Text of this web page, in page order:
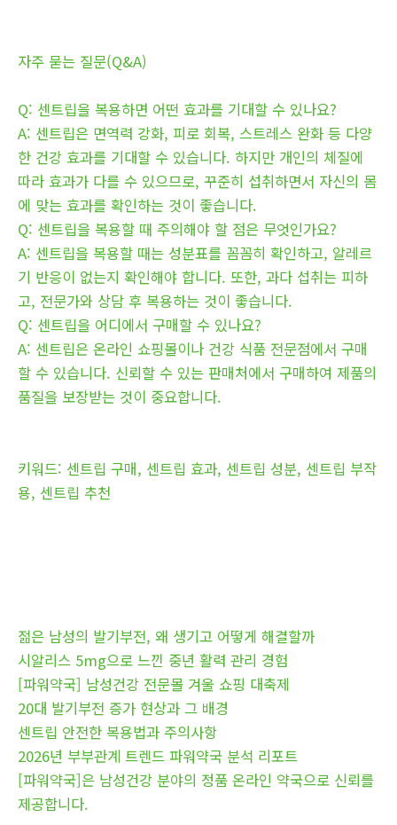
자주 묻는 질문(Q&A)
Q: 센트립을 복용하면 어떤 효과를 기대할 수 있나요?
A: 센트립은 면역력 강화, 피로 회복, 스트레스 완화 등 다양
한 건강 효과를 기대할 수 있습니다. 하지만 개인의 체질에
따라 효과가 다를 수 있으므로, 꾸준히 섭취하면서 자신의 몸
에 맞는 효과를 확인하는 것이 좋습니다.
Q: 센트립을 복용할 때 주의해야 할 점은 무엇인가요?
A: 센트립을 복용할 때는 성분표를 꼼꼼히 확인하고, 알레르
기 반응이 없는지 확인해야 합니다. 또한, 과다 섭취는 피하
고, 전문가와 상담 후 복용하는 것이 좋습니다.
Q: 센트립을 어디에서 구매할 수 있나요?
A: 센트립은 온라인 쇼핑몰이나 건강 식품 전문점에서 구매
할 수 있습니다. 신뢰할 수 있는 판매처에서 구매하여 제품의
품질을 보장받는 것이 중요합니다.
키워드: 센트립 구매, 센트립 효과, 센트립 성분, 센트립 부작
용, 센트립 추천
젊은 남성의 발기부전, 왜 생기고 어떻게 해결할까
시알리스 5mg으로 느낀 중년 활력 관리 경험
[파워약국] 남성건강 전문몰 겨울 쇼핑 대축제
20대 발기부전 증가 현상과 그 배경
센트립 안전한 복용법과 주의사항
2026년 부부관계 트렌드 파워약국 분석 리포트
[파워약국]은 남성건강 분야의 정품 온라인 약국으로 신뢰를
제공합니다.